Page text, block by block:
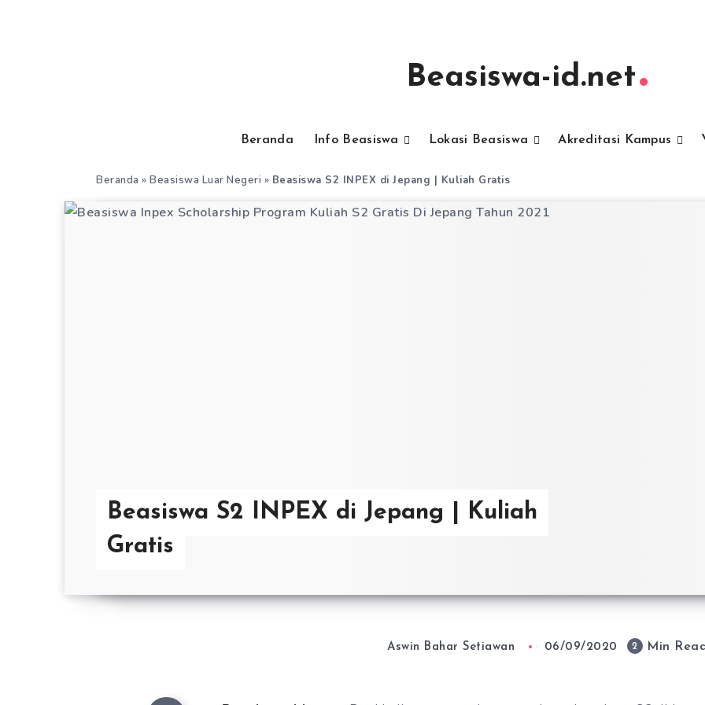
Beasiswa-id.net
Beranda Info Beasiswa Lokasi Beasiswa Akreditasi Kampus
Beranda » Beasiswa Luar Negeri » Beasiswa S2 INPEX di Jepang | Kuliah Gratis
Beasiswa S2 INPEX di Jepang | Kuliah
Gratis
Aswin Bahar Setiawan 06/09/2020 2 Min